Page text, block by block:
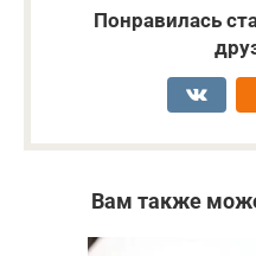
Понравилась
Вам также